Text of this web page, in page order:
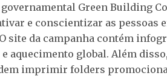
Green Building
e conscientizar as pessoas
site da campanha contém
aquecimento global. Além
imprimir folders